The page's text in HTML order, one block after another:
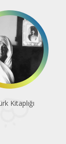
tek seçki